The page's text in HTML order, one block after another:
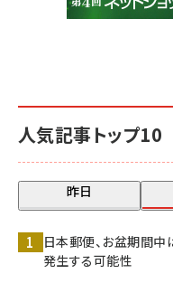
人気記事トップ10
昨日
日本郵便、お盆期間中
発生する可能性